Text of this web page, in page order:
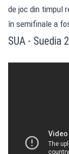
de joc din timpul
în semifinale a
SUA - Suedia